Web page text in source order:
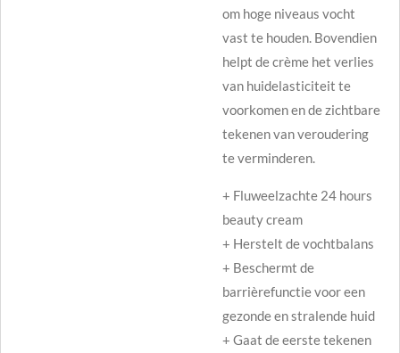
om hoge niveaus vocht
vast te houden. Bovendien
helpt de crème het verlies
van huidelasticiteit te
voorkomen en de zichtbare
tekenen van veroudering
te verminderen.
+ Fluweelzachte 24 hours
beauty cream
+ Herstelt de vochtbalans
+ Beschermt de
barrièrefunctie voor een
gezonde en stralende huid
+ Gaat de eerste tekenen